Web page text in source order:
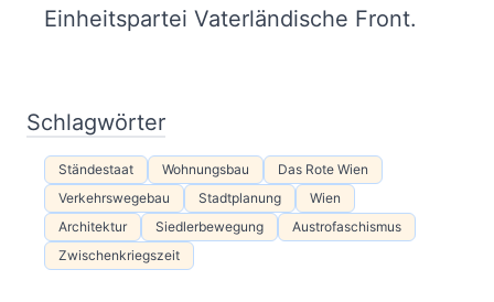
Einheitspartei Vaterländische Front.
Schlagwörter
Ständestaat Wohnungsbau
Das Rote Wien
Verkehrswegebau
Stadtplanung
Wien
Architektur
Siedlerbewegung
Austrofaschismus
Zwischenkriegszeit